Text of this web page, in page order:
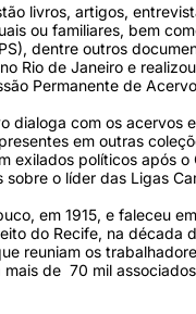
livros, artigos,
ou familiares, bem
dentre outros
Rio de Janeiro e
Permanente de
dialoga com os acervos
em outras
exilados políticos após
o líder das Ligas
em 1915, e faleceu
do Recife, na
reuniam os
de 70 mil